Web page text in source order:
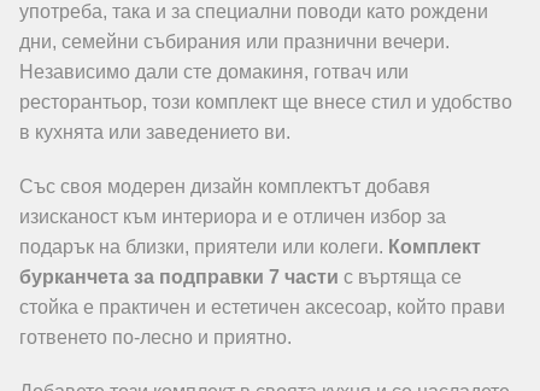
употреба, така и за специални поводи като рождени
дни, семейни събирания или празнични вечери.
Независимо дали сте домакиня, готвач или
ресторантьор, този комплект ще внесе стил и удобство
в кухнята или заведението ви.
Със своя модерен дизайн комплектът добавя
изисканост към интериора и е отличен избор за
подарък на близки, приятели или колеги. Комплект
бурканчета за подправки 7 части с въртяща се
стойка е практичен и естетичен аксесоар, който прави
готвенето по-лесно и приятно.